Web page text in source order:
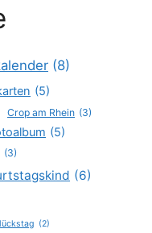
(8)
(5)
Crop am Rhein (3)
(5)
(3)
(6)
(2)